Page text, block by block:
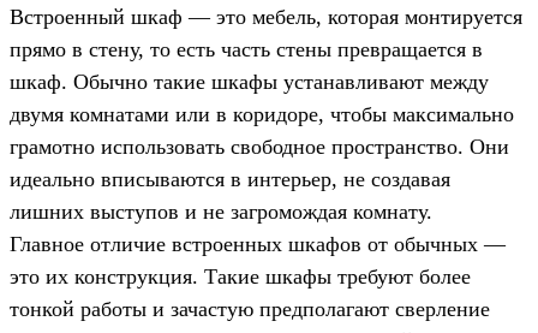
Встроенный шкаф — это мебель, которая монтируется
прямо в стену, то есть часть стены превращается в
шкаф. Обычно такие шкафы устанавливают между
двумя комнатами или в коридоре, чтобы максимально
грамотно использовать свободное пространство. Они
идеально вписываются в интерьер, не создавая
лишних выступов и не загромождая комнату.
Главное отличие встроенных шкафов от обычных —
это их конструкция. Такие шкафы требуют более
тонкой работы и зачастую предполагают сверление